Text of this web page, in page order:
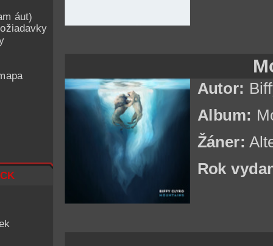
áut)
Autor:
Album:
Žáner:
Rok